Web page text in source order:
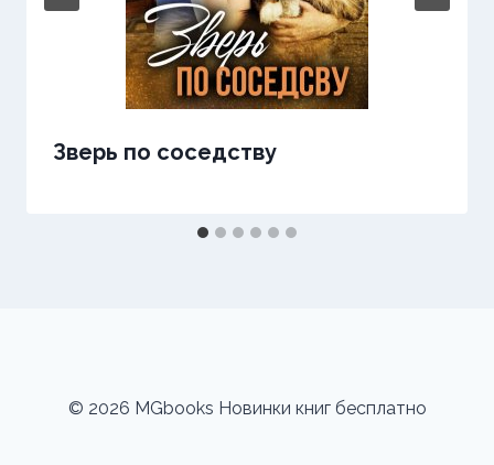
Зверь по соседству
© 2026 MGbooks Новинки книг бесплатно